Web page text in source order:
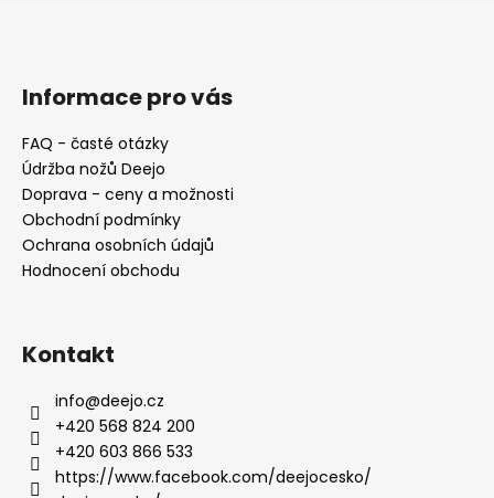
Informace pro vás
FAQ - časté otázky
Údržba nožů Deejo
Doprava - ceny a možnosti
Obchodní podmínky
Ochrana osobních údajů
Hodnocení obchodu
Kontakt
info@deejo.cz
+420 568 824 200
+420 603 866 533
https://www.facebook.com/deejocesko/